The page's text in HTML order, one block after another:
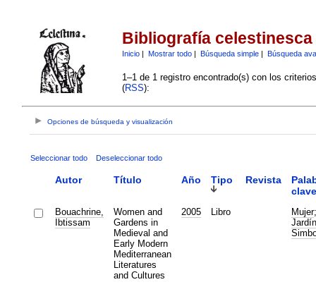
Bibliografía celestinesca
Inicio| Mostrar todo| Búsqueda simple| Búsqueda
1–1 de 1 registro encontrado(s) con los
(RSS):
Opciones de búsqueda y visualización
Seleccionar todo Deseleccionar todo
Autor Título Año Tipo Revista
clave
Bouachrine,
Ibtissam
Women and
Gardens in
Medieval and
Early Modern
Mediterranean
Literatures
and Cultures
2005 Libro Mujer;
Jardín